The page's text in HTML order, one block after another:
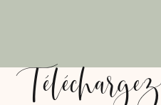
Téléchargez